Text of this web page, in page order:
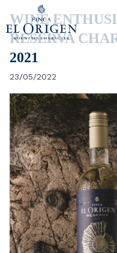
WINE
RESERVA
2021
23/05/2022